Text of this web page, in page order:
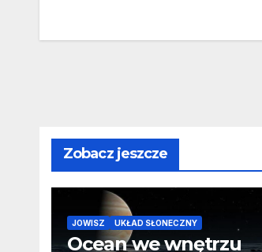
Zobacz jeszcze
JOWISZ UKŁAD SŁONECZNY
Ocean we wnętrzu